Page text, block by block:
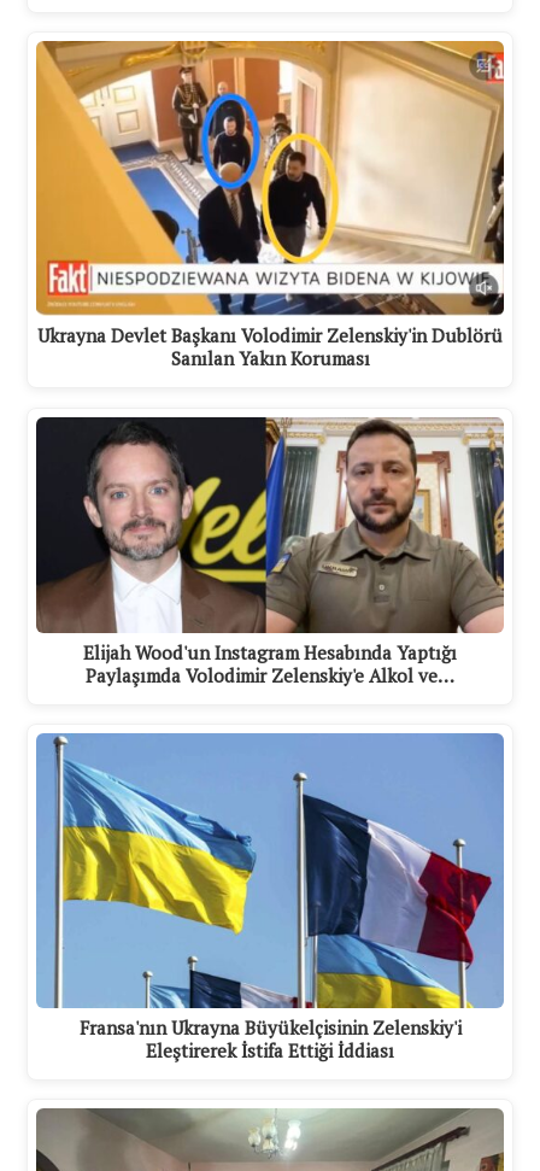
Ukrayna Devlet Başkanı Volodimir Zelenskiy'in Dublörü
Sanılan Yakın Koruması
Elijah Wood'un Instagram Hesabında Yaptığı
Paylaşımda Volodimir Zelenskiy'e Alkol ve…
Fransa'nın Ukrayna Büyükelçisinin Zelenskiy'i
Eleştirerek İstifa Ettiği İddiası